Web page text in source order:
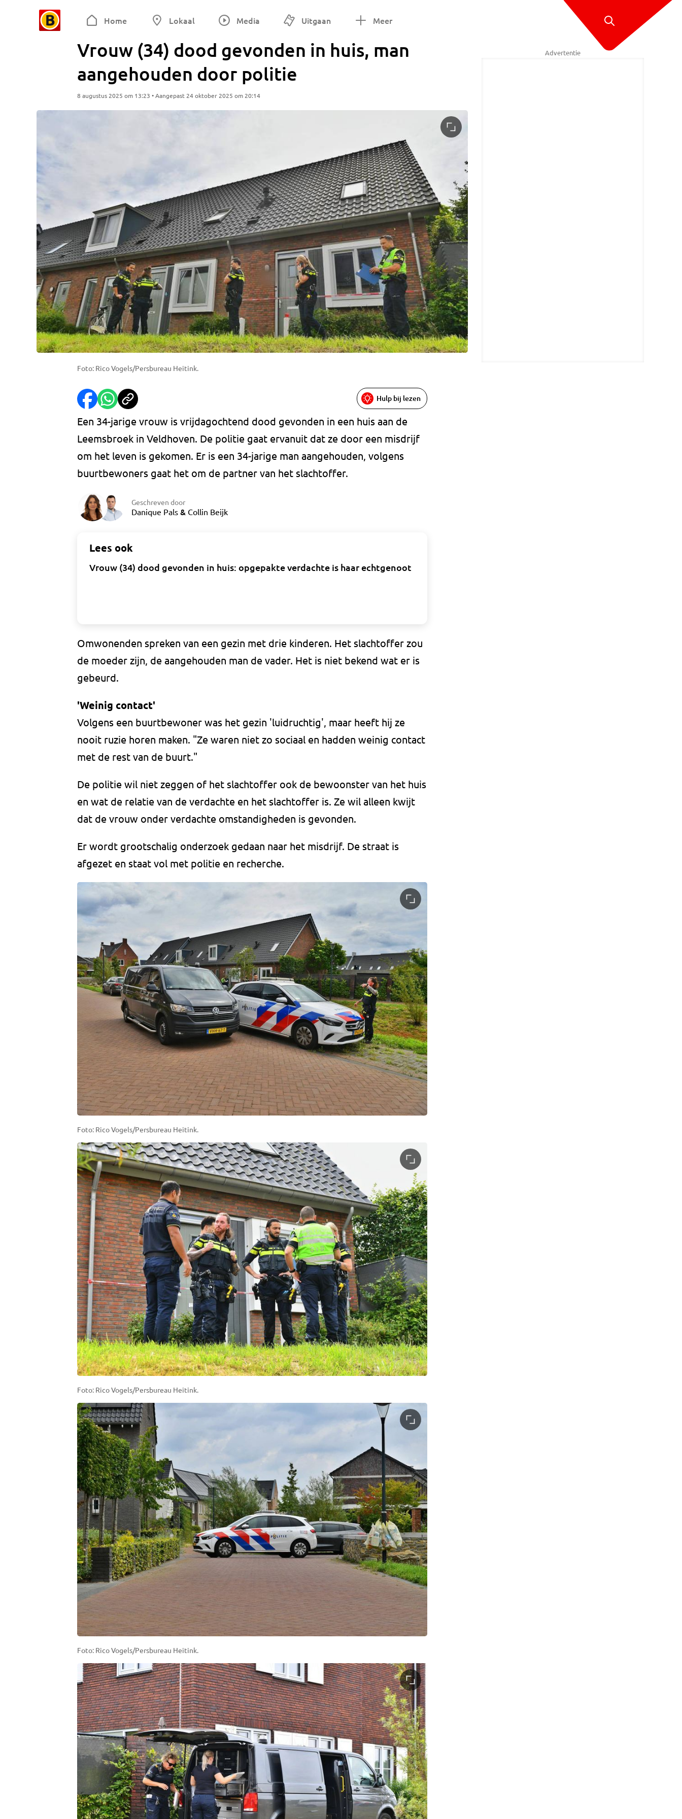
Home Lokaal Media Uitgaan Meer
Vrouw (34) dood gevonden in huis, man
aangehouden door politie
8 augustus 2025 om 13:23 • Aangepast 24 oktober 2025 om 20:14
Foto: Rico Vogels/Persbureau Heitink.
Hulp bij lezen
Een 34-jarige vrouw is vrijdagochtend dood gevonden in een huis aan de
Leemsbroek in Veldhoven. De politie gaat ervanuit dat ze door een misdrijf
om het leven is gekomen. Er is een 34-jarige man aangehouden, volgens
buurtbewoners gaat het om de partner van het slachtoffer.
Geschreven door
Danique Pals & Collin Beijk
Lees ook
Vrouw (34) dood gevonden in huis: opgepakte verdachte is haar echtgenoot
Omwonenden spreken van een gezin met drie kinderen. Het slachtoffer zou
de moeder zijn, de aangehouden man de vader. Het is niet bekend wat er is
gebeurd.
'Weinig contact'
Volgens een buurtbewoner was het gezin 'luidruchtig', maar heeft hij ze
nooit ruzie horen maken. "Ze waren niet zo sociaal en hadden weinig contact
met de rest van de buurt."
De politie wil niet zeggen of het slachtoffer ook de bewoonster van het huis
en wat de relatie van de verdachte en het slachtoffer is. Ze wil alleen kwijt
dat de vrouw onder verdachte omstandigheden is gevonden.
Er wordt grootschalig onderzoek gedaan naar het misdrijf. De straat is
afgezet en staat vol met politie en recherche.
Foto: Rico Vogels/Persbureau Heitink.
Foto: Rico Vogels/Persbureau Heitink.
Foto: Rico Vogels/Persbureau Heitink.
Advertentie